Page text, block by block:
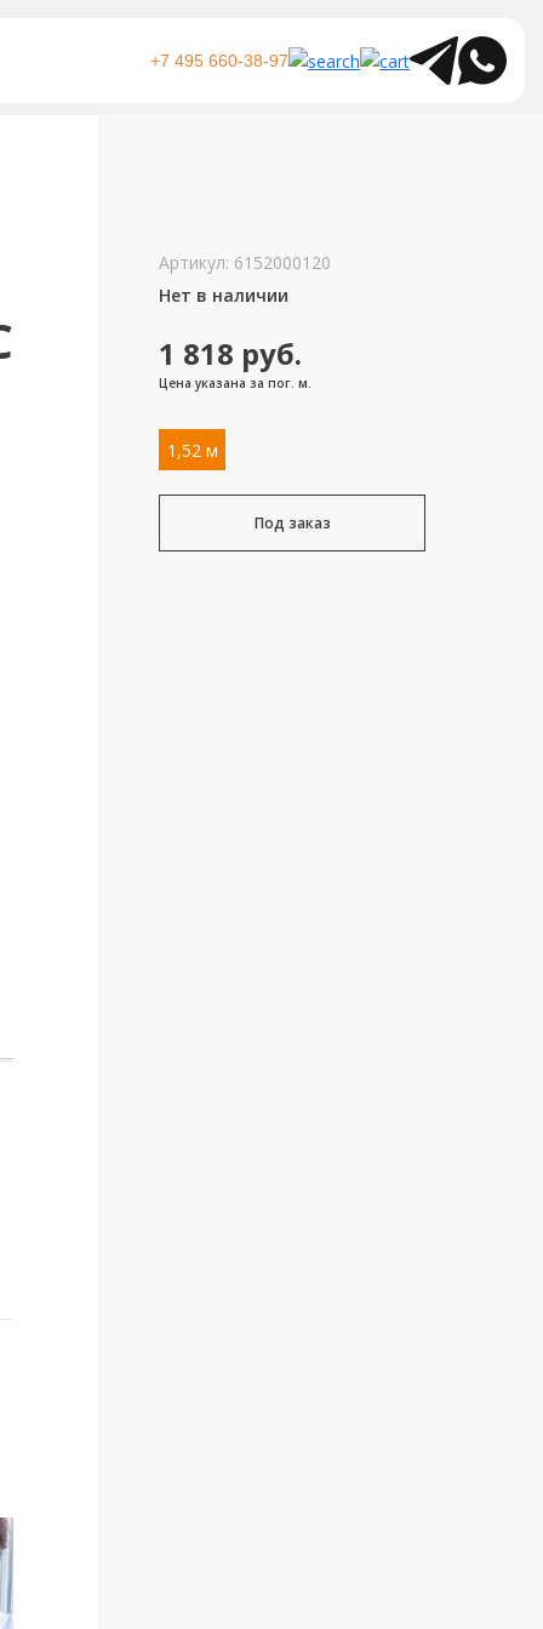
+7 495 660-38-97
Артикул: 6152000120
Нет в наличии
1 818 руб.
Цена указана за пог. м.
1,52 м
Под заказ